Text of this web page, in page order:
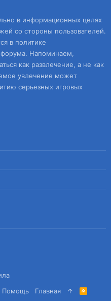
в информационных целях
со стороны пользователей.
в политике
форума. Напоминаем,
как развлечение, а не как
увлечение может
серьезных игровых
Помощь Главная
R
S